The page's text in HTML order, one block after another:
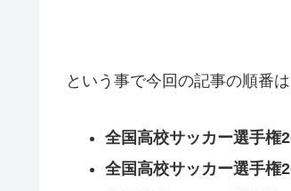
という事で今回の記事の順番は
全国高校サッカー選手権
全国高校サッカー選手権